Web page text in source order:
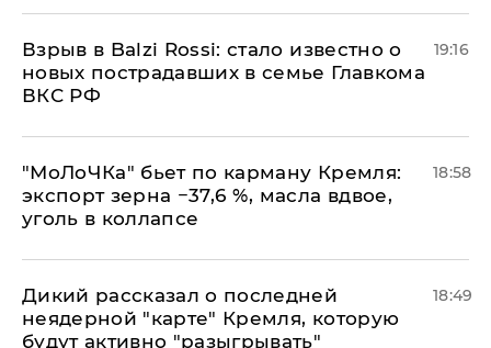
Взрыв в Balzi Rossi: стало известно о
новых пострадавших в семье Главкома
ВКС РФ
19:16
​"МоЛоЧКа" бьет по карману Кремля:
экспорт зерна −37,6 %, масла вдвое,
уголь в коллапсе
18:58
Дикий рассказал о последней
неядерной "карте" Кремля, которую
будут активно "разыгрывать"
18:49